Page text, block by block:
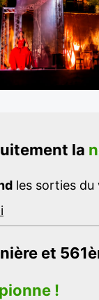
la
les sorties
et
!